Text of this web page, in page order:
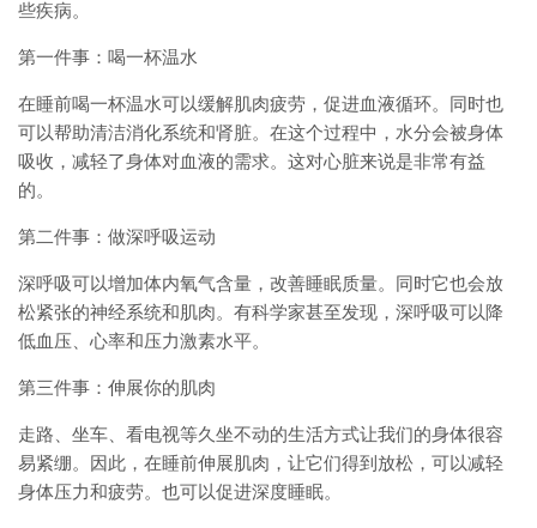
些疾病。
第一件事：喝一杯温水
在睡前喝一杯温水可以缓解肌肉疲劳，促进血液循环。同时也
可以帮助清洁消化系统和肾脏。在这个过程中，水分会被身体
吸收，减轻了身体对血液的需求。这对心脏来说是非常有益
的。
第二件事：做深呼吸运动
深呼吸可以增加体内氧气含量，改善睡眠质量。同时它也会放
松紧张的神经系统和肌肉。有科学家甚至发现，深呼吸可以降
低血压、心率和压力激素水平。
第三件事：伸展你的肌肉
走路、坐车、看电视等久坐不动的生活方式让我们的身体很容
易紧绷。因此，在睡前伸展肌肉，让它们得到放松，可以减轻
身体压力和疲劳。也可以促进深度睡眠。